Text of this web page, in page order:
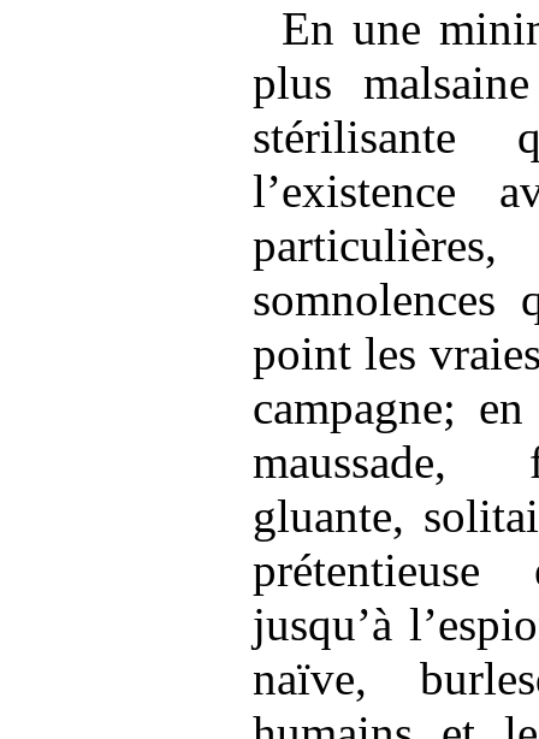
En une
plus
stérilisante
l’existence
somnolences
point les
campagne;
maussade,
gluante,
jusqu’à
naïve,